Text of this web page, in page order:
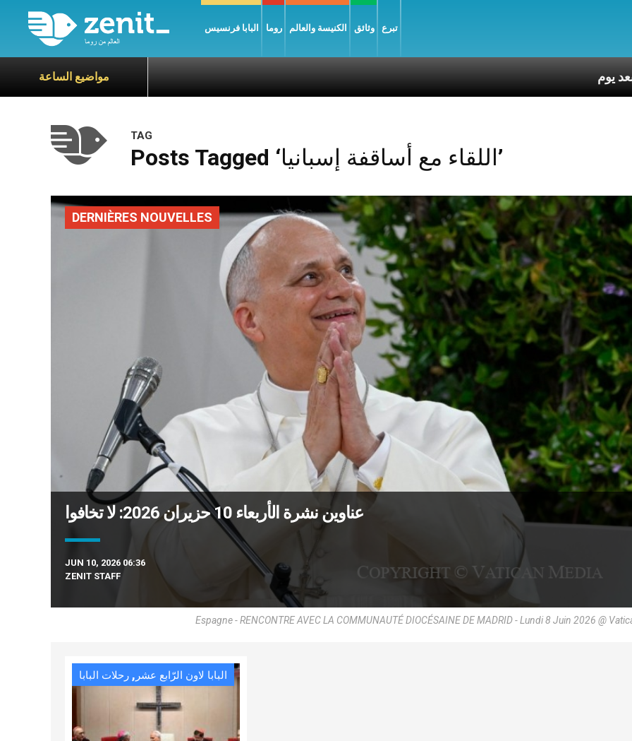
البابا فرنسيس روما الكنيسة والعالم وثائق تبرع
مواضيع الساعة
TAG
Posts Tagged ‘اللقاء مع أساقفة إسبانيا’
DERNIÈRES NOUVELLES
عناوين نشرة الأربعاء 10 حزيران 2026: لا تخافوا
JUN 10, 2026 06:36
ZENIT STAFF
Espagne - RENCONTRE AVEC LA COMMUNAUTÉ DIOCÉSAINE DE MADRID - Lundi 8 Juin 2026 @
البابا لاون الرّابع عشر , رحلات البابا